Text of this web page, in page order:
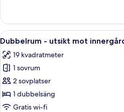
Öppna
alla
foton
för
Dubbelrum
-
utsikt
14
Dubbelrum - utsikt mot
19 kvadratmeter
1 sovrum
2 sovplatser
1 dubbelsäng
Gratis wi-fi